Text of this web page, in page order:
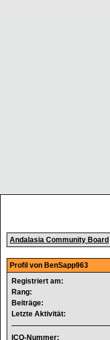
Andalasia Community Board
Profil von BenSapp963
Registriert am:
Rang:
Beiträge:
Letzte Aktivität:
ICQ-Nummer: